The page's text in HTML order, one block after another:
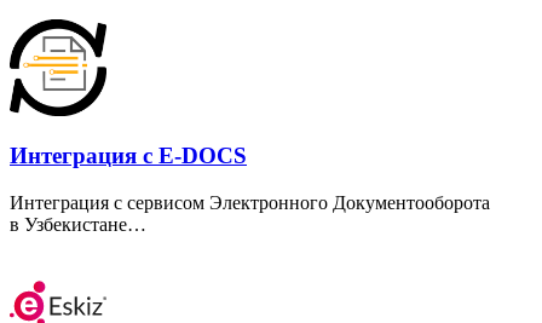
Интеграция с E-DOCS
Интеграция с сервисом Электронного Документооборота
в Узбекистане…